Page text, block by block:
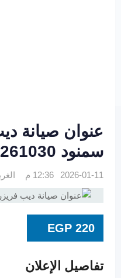
عنوان صيانة
سمنود 01220261030
2026-01-11 12:36 م
EGP 220
تفاصيل الإعلان